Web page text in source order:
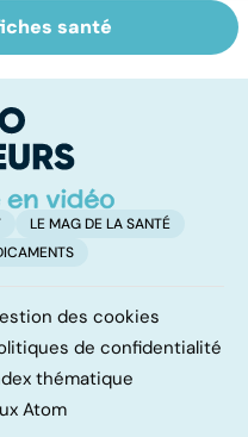
enfant se
: et si
santé
LE MAG DE LA SANTÉ
des cookies
de confidentialité
thématique
Atom